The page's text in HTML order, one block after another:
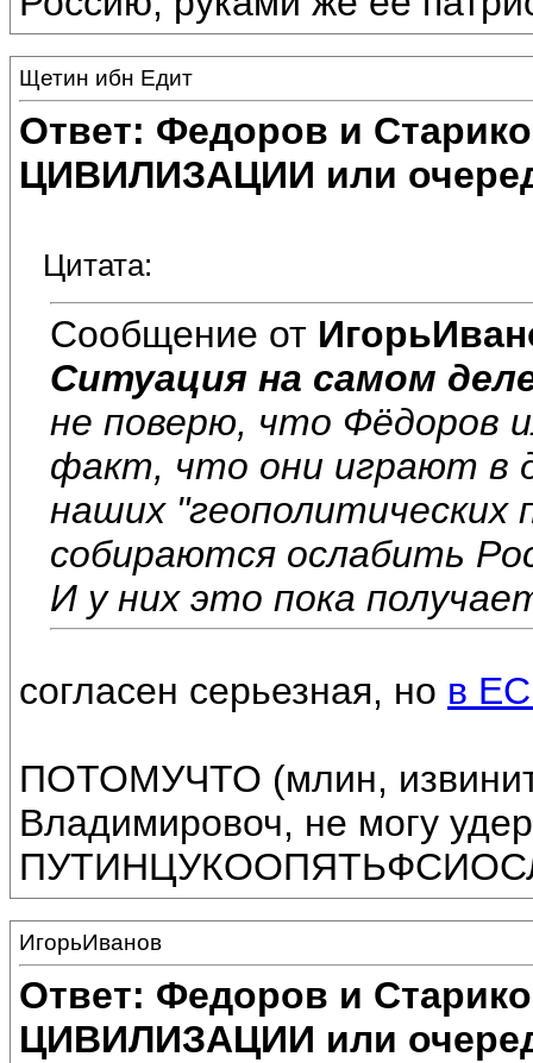
Щетин ибн Едит
Ответ: Федоров и
ЦИВИЛИЗАЦИИ или
Цитата:
Сообщение от
Ситуация на самом
не поверю, что Фёдоров
факт, что они играют в
наших
собираются ослабить
И у них это пока
согласен серьезная, но в ЕС
ПОТОМУЧТО (млин,
Владимировоч, не могу
ИгорьИванов
Ответ: Федоров и
ЦИВИЛИЗАЦИИ или